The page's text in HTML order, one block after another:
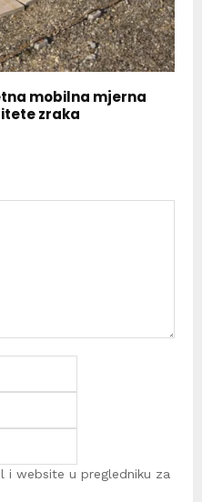
mobilna mjerna
zraka
i website u pregledniku za